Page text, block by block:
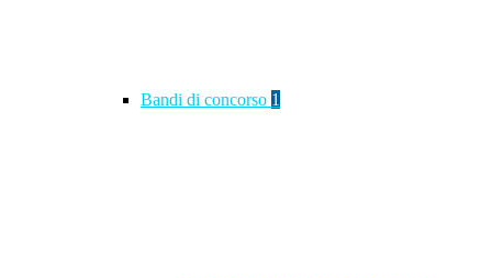
Bandi di concorso 1